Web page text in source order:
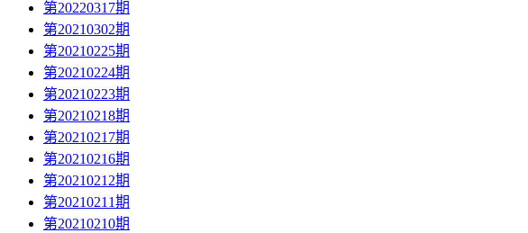
第20220317期
第20210302期
第20210225期
第20210224期
第20210223期
第20210218期
第20210217期
第20210216期
第20210212期
第20210211期
第20210210期